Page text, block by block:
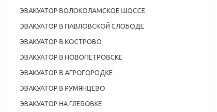
ЭВАКУАТОР ВОЛОКОЛАМСКОЕ ШОССЕ
ЭВАКУАТОР В ПАВЛОВСКОЙ СЛОБОДЕ
ЭВАКУАТОР В КОСТРОВО
ЭВАКУАТОР В НОВОПЕТРОВСКЕ
ЭВАКУАТОР В АГРОГОРОДКЕ
ЭВАКУАТОР В РУМЯНЦЕВО
ЭВАКУАТОР НА ГЛЕБОВКЕ